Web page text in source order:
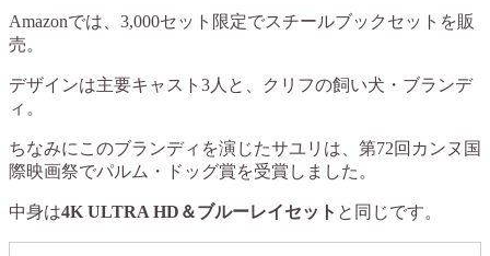
Amazonでは、3,000セット限定でスチールブックセットを販
売。
デザインは主要キャスト3人と、クリフの飼い犬・ブランデ
ィ。
ちなみにこのブランディを演じたサユリは、第72回カンヌ国
際映画祭でパルム・ドッグ賞を受賞しました。
中身は4K ULTRA HD＆ブルーレイセット と同じです。